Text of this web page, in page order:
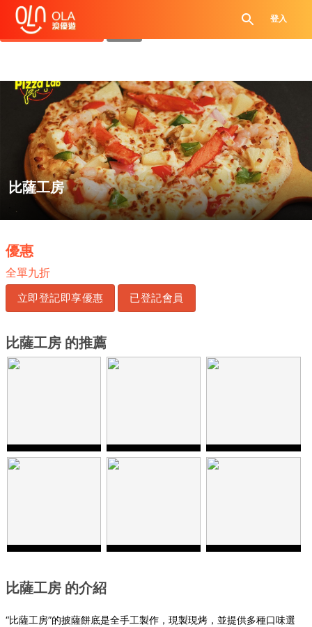
登入
領取每日優惠券
查看`我的優惠記錄`
比薩工房
優惠
全單九折
立即登記即享優惠 已登記會員
比薩工房 的推薦
比薩工房 的介紹
“比薩工房”的披薩餅底是全手工製作，現製現烤，並提供多種口味選